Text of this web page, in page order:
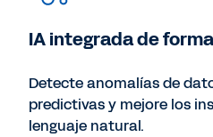
IA integrada de
Detecte anomalías de
predictivas y mejore los
lenguaje natural.